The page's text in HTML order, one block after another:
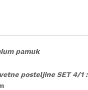
pamuk
posteljine SET 4/1 :